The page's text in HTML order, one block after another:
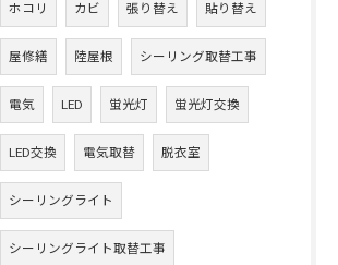
ホコリ カビ 張り替え 貼り替え
屋修繕 陸屋根 シーリング取替工事
電気 LED 蛍光灯 蛍光灯交換
LED交換 電気取替 脱衣室
シーリングライト
シーリングライト取替工事